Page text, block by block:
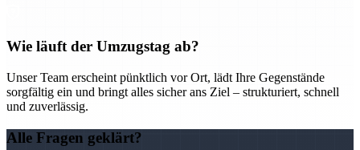
Wie läuft der Umzugstag ab?
Unser Team erscheint pünktlich vor Ort, lädt Ihre Gegenstände
sorgfältig ein und bringt alles sicher ans Ziel – strukturiert, schnell
und zuverlässig.
Alle Fragen geklärt?